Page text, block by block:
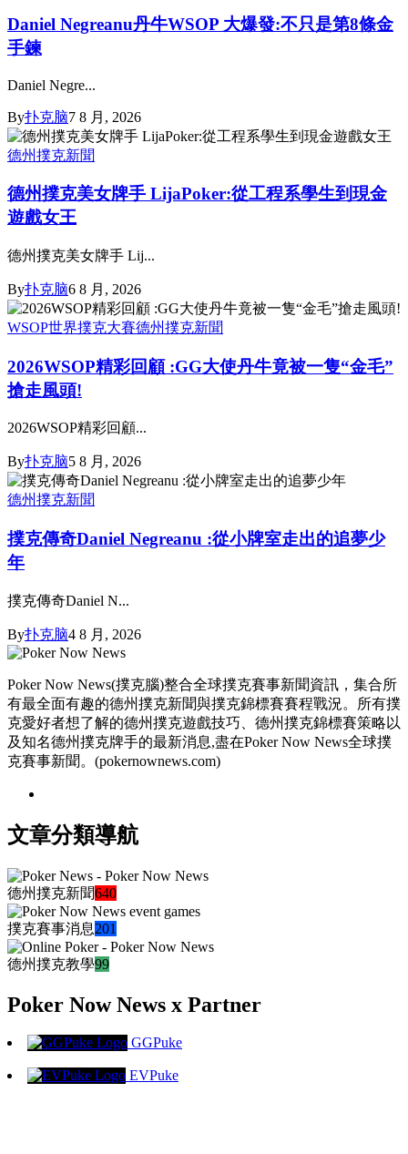
Daniel Negreanu丹牛WSOP 大爆發:不只是第8條金
手鍊
Daniel Negre...
By扑克脑7 8 月, 2026
德州撲克新聞
德州撲克美女牌手 LijaPoker:從工程系學生到現金
遊戲女王
德州撲克美女牌手 Lij...
By扑克脑6 8 月, 2026
WSOP世界撲克大賽德州撲克新聞
2026WSOP精彩回顧 :GG大使丹牛竟被一隻“金毛”
搶走風頭!
2026WSOP精彩回顧...
By扑克脑5 8 月, 2026
德州撲克新聞
撲克傳奇Daniel Negreanu :從小牌室走出的追夢少
年
撲克傳奇Daniel N...
By扑克脑4 8 月, 2026
Poker Now News(撲克腦)整合全球撲克賽事新聞資訊，集合所
有最全面有趣的德州撲克新聞與撲克錦標賽賽程戰況。所有撲
克愛好者想了解的德州撲克遊戲技巧、德州撲克錦標賽策略以
及知名德州撲克牌手的最新消息,盡在Poker Now News全球撲
克賽事新聞。(pokernownews.com)
文章分類導航
德州撲克新聞640
撲克賽事消息201
德州撲克教學99
Poker Now News x Partner
GGPuke
EVPuke